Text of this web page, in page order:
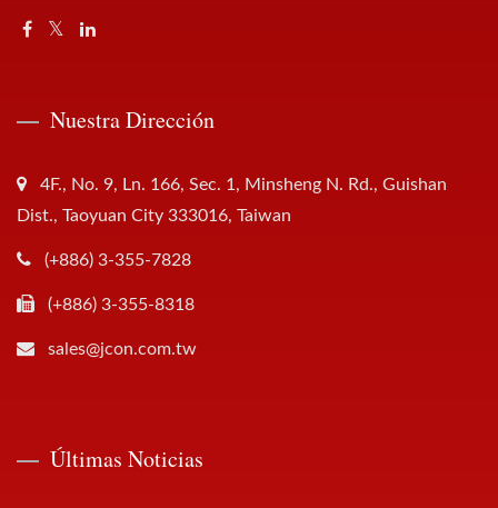
Nuestra Dirección
4F., No. 9, Ln. 166, Sec. 1, Minsheng N. Rd., Guishan
Dist., Taoyuan City 333016, Taiwan
(+886) 3-355-7828
(+886) 3-355-8318
sales@jcon.com.tw
Últimas Noticias